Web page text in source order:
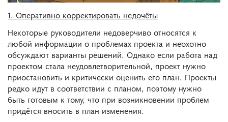
1. Оперативно корректировать недочёты
Некоторые руководители недоверчиво относятся к
любой информации о проблемах проекта и неохотно
обсуждают варианты решений. Однако если работа над
проектом стала неудовлетворительной, проект нужно
приостановить и критически оценить его план. Проекты
редко идут в соответствии с планом, поэтому нужно
быть готовым к тому, что при возникновении проблем
придётся вносить в план изменения.